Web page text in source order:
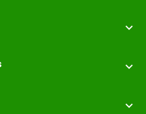
- Nad jazerom
expand_more
expand_more
expand_more